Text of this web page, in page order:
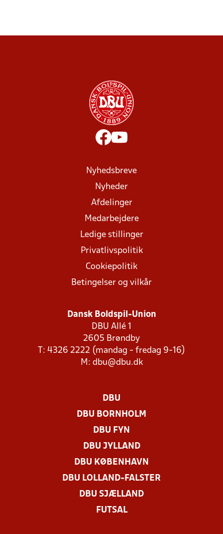
Nyhedsbreve
Nyheder
Afdelinger
Medarbejdere
Ledige stillinger
Privatlivspolitik
Cookiepolitik
Betingelser og vilkår
Dansk Boldspil-Union
DBU Allé 1
2605 Brøndby
T: 4326 2222 (mandag - fredag 9-16)
M: dbu@dbu.dk
DBU
DBU BORNHOLM
DBU FYN
DBU JYLLAND
DBU KØBENHAVN
DBU LOLLAND-FALSTER
DBU SJÆLLAND
FUTSAL